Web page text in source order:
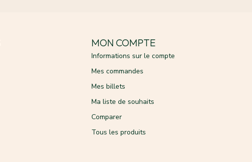
MON COMPTE
Informations sur le compte
Mes commandes
Mes billets
Ma liste de souhaits
Comparer
Tous les produits